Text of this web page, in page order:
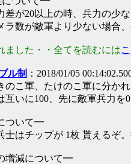
差が20以上の時、兵力の少
ラ数が敵軍より少ない場合
ました・・全てを読むには
ル制 ：2018/01/05
のこ軍、たけのこ軍に分か
互いに100、先に敵軍兵力を
ついて━
士はチップが 1枚 貰えるぞ
増減について━